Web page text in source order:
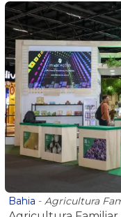
Bahia - Agricultura